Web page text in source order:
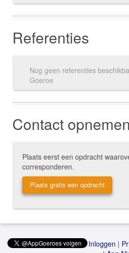
Referenties
Nog geen referenties
Goeroe
Contact opnemen
Plaats eerst een opdracht
corresponderen.
Plaats gratis een opdracht
Inloggen |